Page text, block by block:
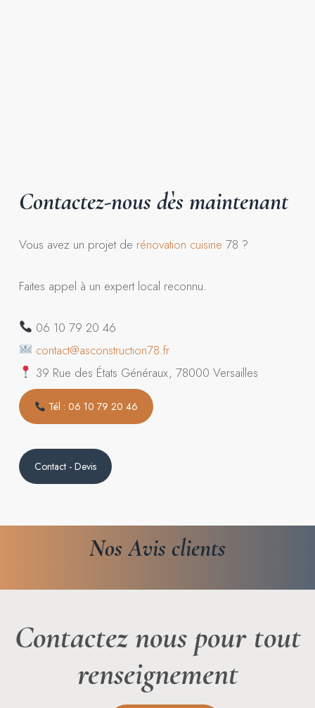
Contactez-nousdès maintenant
Vous avez un projet de rénovation cuisine 78 ?
Faites appel à un expert local reconnu.
06 10 79 20 46
contact@asconstruction78.fr
39 Rue des États Généraux, 78000 Versailles
Tél : 06 10 79 20 46
Contact - Devis
NosAvis clients
Contactez nous pour tout
renseignement